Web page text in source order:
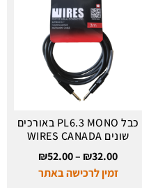
כבל PL6.3 MONO באורכים
שונים WIRES CANADA
₪32.00
–
₪52.00
זמין לרכישה באתר